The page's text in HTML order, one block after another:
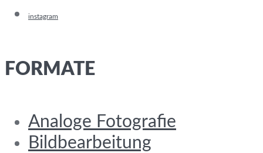
instagram
FORMATE
Analoge Fotografie
Bildbearbeitung